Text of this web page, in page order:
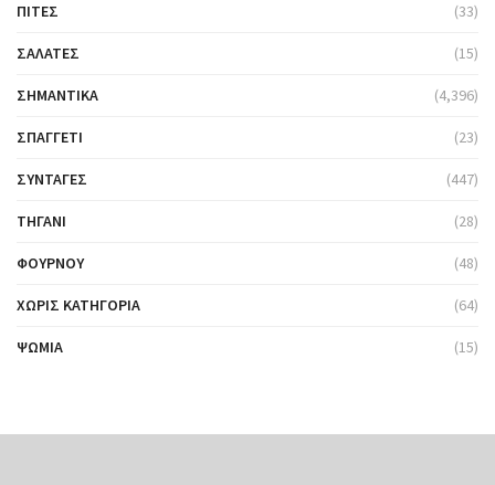
ΠΊΤΕΣ (33)
ΣΑΛΆΤΕΣ (15)
ΣΗΜΑΝΤΙΚΆ (4,396)
ΣΠΑΓΓΈΤΙ (23)
ΣΥΝΤΑΓΈΣ (447)
ΤΗΓΆΝΙ (28)
ΦΟΎΡΝΟΥ (48)
ΧΩΡΊΣ ΚΑΤΗΓΟΡΊΑ (64)
ΨΩΜΙΆ (15)